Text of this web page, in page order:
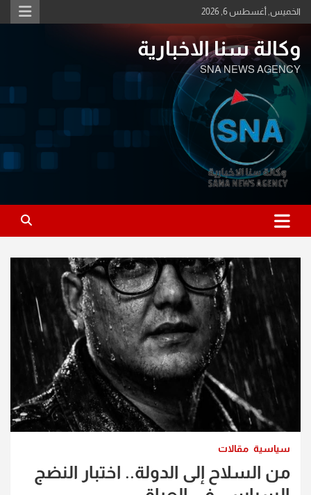
Skip
to
الخميس, أغسطس 6, 2026
وكالة سنا الاخبارية
SNA NEWS AGENCY
سياسية مقالات
من السلاح إلى الدولة.. اختبار النضج